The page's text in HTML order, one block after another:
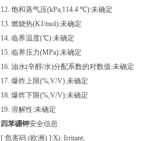
12. 饱和蒸气压(kPa,114.4 ℃):未确定
13. 燃烧热(KJ/mol):未确定
14. 临界温度(℃):未确定
15. 临界压力(MPa):未确定
16. 油水(辛醇/水)分配系数的对数值:未确定
17. 爆炸上限(%,V/V):未确定
18. 爆炸下限(%,V/V):未确定
19. 溶解性:未确定
四苯硼钾安全信息
[ 危害码 (欧洲) ]:Xi: Irritant;